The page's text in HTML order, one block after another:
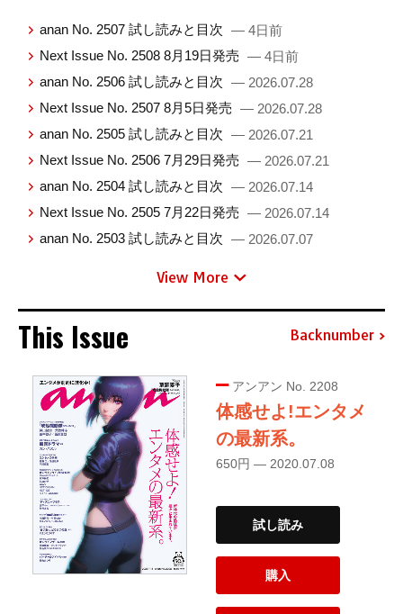
anan No. 2507 試し読みと目次 — 4日前
Next Issue No. 2508 8月19日発売 — 4日前
anan No. 2506 試し読みと目次 — 2026.07.28
Next Issue No. 2507 8月5日発売 — 2026.07.28
anan No. 2505 試し読みと目次 — 2026.07.21
Next Issue No. 2506 7月29日発売 — 2026.07.21
anan No. 2504 試し読みと目次 — 2026.07.14
Next Issue No. 2505 7月22日発売 — 2026.07.14
anan No. 2503 試し読みと目次 — 2026.07.07
View More
This Issue Backnumber
アンアン No. 2208
体感せよ!エンタメ
の最新系。
650円 — 2020.07.08
試し読み
購入